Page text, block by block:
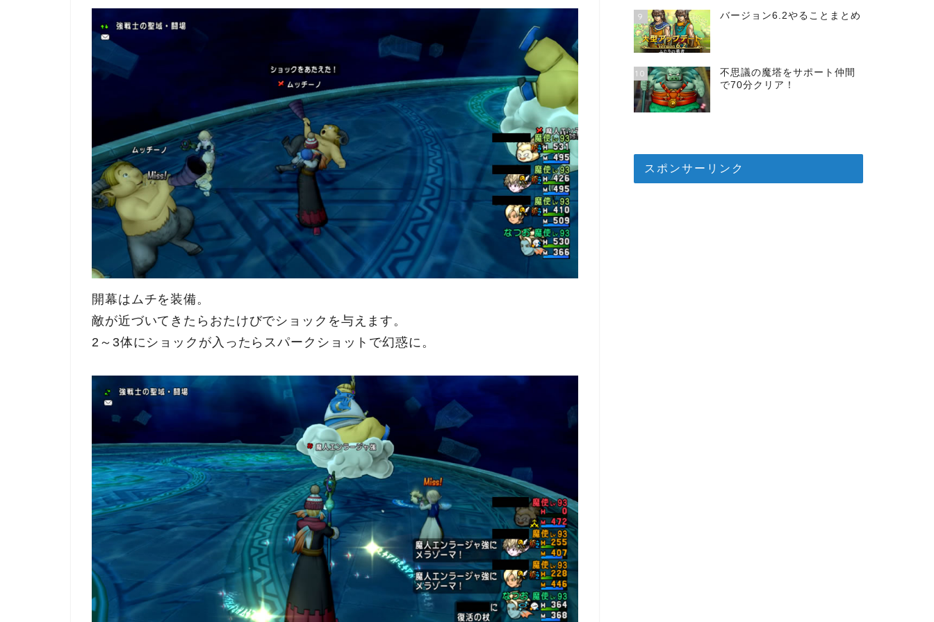
開幕はムチを装備。
敵が近づいてきたらおたけびでショックを与えます。
2～3体にショックが入ったらスパークショットで幻惑に。
9 バージョン6.2やることまとめ
10
不思議の魔塔をサポート仲間
で70分クリア！
スポンサーリンク